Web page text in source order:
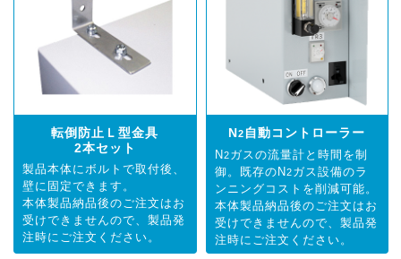
転倒防止Ｌ型金具
2本セット
製品本体にボルトで取付後、
壁に固定できます。
本体製品納品後のご注文はお
受けできませんので、製品発
注時にご注文ください。
N2 自動コントローラー
N2ガスの流量計と時間を制
御。既存のN2ガス設備のラ
ンニングコストを削減可能。
本体製品納品後のご注文はお
受けできませんので、製品発
注時にご注文ください。